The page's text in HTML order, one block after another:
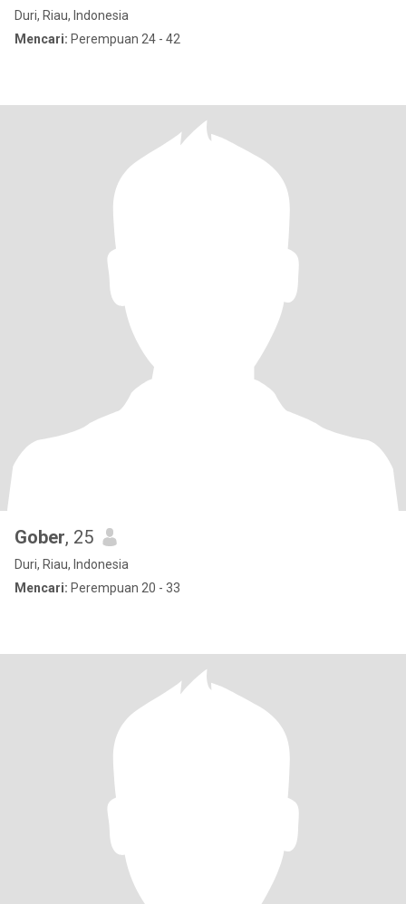
Duri, Riau, Indonesia
Mencari: Perempuan 24 - 42
Gober, 25
Duri, Riau, Indonesia
Mencari: Perempuan 20 - 33